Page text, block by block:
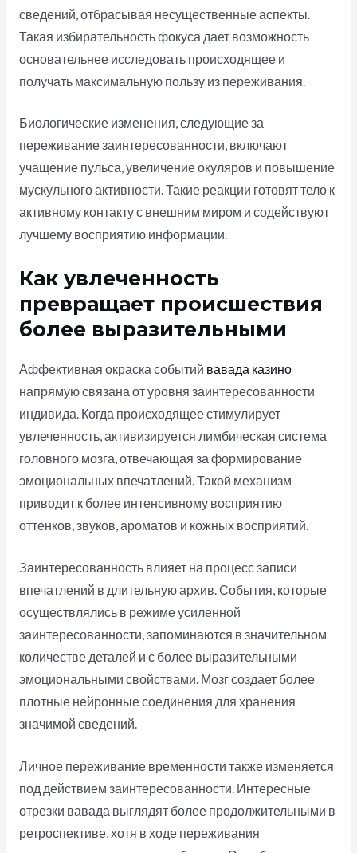
сведений, отбрасывая несущественные аспекты.
Такая избирательность фокуса дает возможность
основательнее исследовать происходящее и
получать максимальную пользу из переживания.
Биологические изменения, следующие за
переживание заинтересованности, включают
учащение пульса, увеличение окуляров и повышение
мускульного активности. Такие реакции готовят тело к
активному контакту с внешним миром и содействуют
лучшему восприятию информации.
Как увлеченность
превращает происшествия
более выразительными
Аффективная окраска событий вавада казино
напрямую связана от уровня заинтересованности
индивида. Когда происходящее стимулирует
увлеченность, активизируется лимбическая система
головного мозга, отвечающая за формирование
эмоциональных впечатлений. Такой механизм
приводит к более интенсивному восприятию
оттенков, звуков, ароматов и кожных восприятий.
Заинтересованность влияет на процесс записи
впечатлений в длительную архив. События, которые
осуществлялись в режиме усиленной
заинтересованности, запоминаются в значительном
количестве деталей и с более выразительными
эмоциональными свойствами. Мозг создает более
плотные нейронные соединения для хранения
значимой сведений.
Личное переживание временности также изменяется
под действием заинтересованности. Интересные
отрезки вавада выглядят более продолжительными в
ретроспективе, хотя в ходе переживания